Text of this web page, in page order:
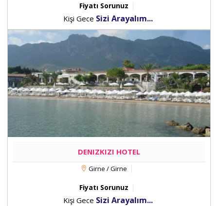
Fiyatı Sorunuz
Kişi Gece Sizi Arayalım...
DENIZKIZI HOTEL
Girne / Girne
Fiyatı Sorunuz
Kişi Gece Sizi Arayalım...